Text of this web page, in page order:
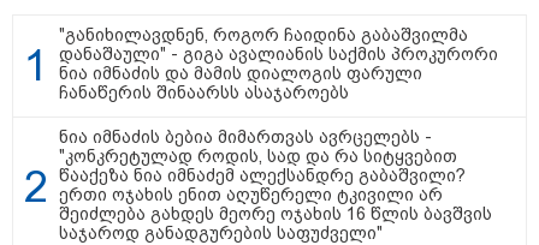
ლარიდან
თბილისი - რომი 1316.70 ლარიდან
"განიხილავდნენ, როგორ ჩაიდინა გაბაშვილმა
დანაშაული" - გიგა ავალიანის საქმის პროკურორი
ნია იმნაძის და მამის დიალოგის ფარული
ჩანაწერის შინაარსს ასაჯაროებს
ნია იმნაძის ბებია მიმართვას ავრცელებს -
"კონკრეტულად როდის, სად და რა სიტყვებით
წააქეზა ნია იმნაძემ ალექსანდრე გაბაშვილი?
ერთი ოჯახის ენით აღუწერელი ტკივილი არ
შეიძლება გახდეს მეორე ოჯახის 16 წლის ბავშვის
საჯაროდ განადგურების საფუძველი"